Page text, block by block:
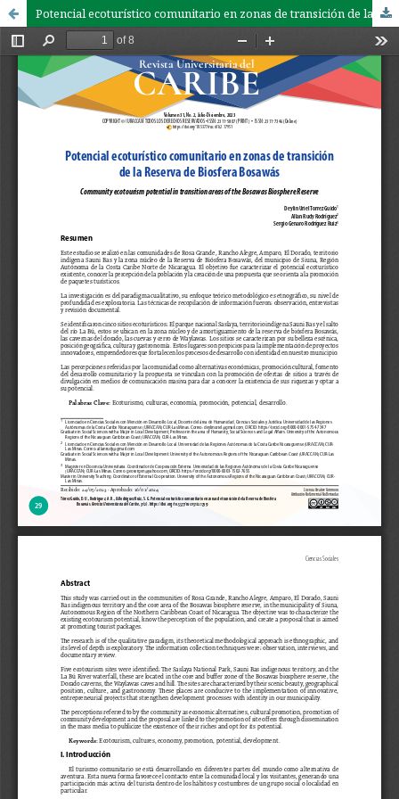
Potencial ecoturístico comunitario en zonas de transición de la Reserva de Biosfera Bosawás